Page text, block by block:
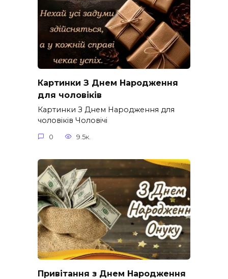
Картинки З Днем Народження
для чоловіків​
Картинки З Днем Народження для
чоловіків​ Чоловічі
0 9.5к.
Привітання з Днем Народження